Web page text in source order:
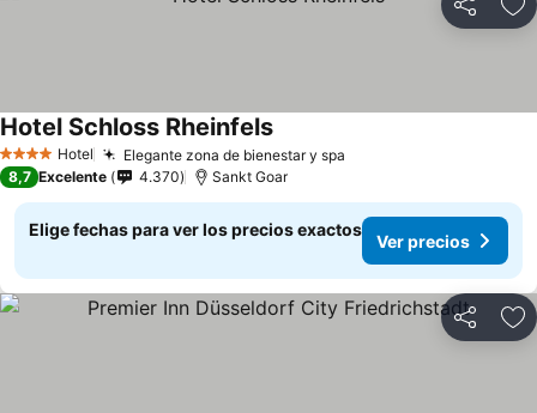
Compartir
4 EstrellasHotel Elegante zona de bienestar y spa
Hotel Schloss Rheinfels
8,7 Excelente 4.370 Sankt Goar
Elige fechas para ver los precios exactos
Ver precios
Compartir